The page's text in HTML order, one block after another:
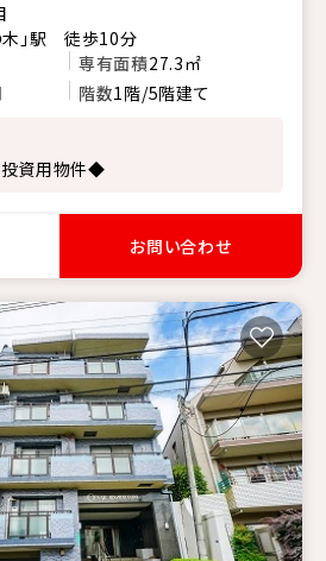
木」駅 徒歩10分
専有面積27.3㎡
階数1階/5階建て
資用物件◆
お問い合わせ